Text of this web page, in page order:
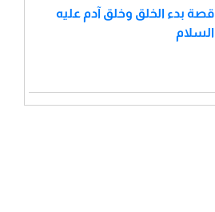
قصة بدء الخلق وخلق آدم عليه
السلام